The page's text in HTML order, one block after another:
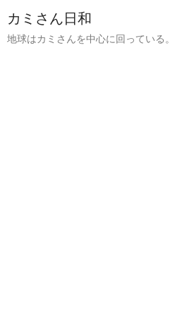
カミさん日和
地球はカミさんを中心に回っている。